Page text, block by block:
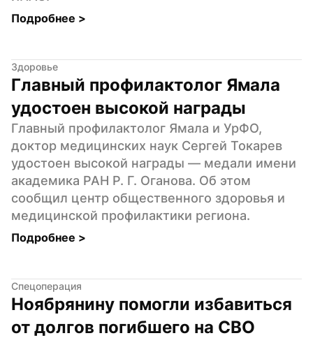
Подробнее >
Здоровье
Главный профилактолог Ямала
удостоен высокой награды
Главный профилактолог Ямала и УрФО,
доктор медицинских наук Сергей Токарев
удостоен высокой награды — медали имени
академика РАН Р. Г. Оганова. Об этом
сообщил центр общественного здоровья и
медицинской профилактики региона.
Подробнее >
Спецоперация
Ноябрянину помогли избавиться
от долгов погибшего на СВО